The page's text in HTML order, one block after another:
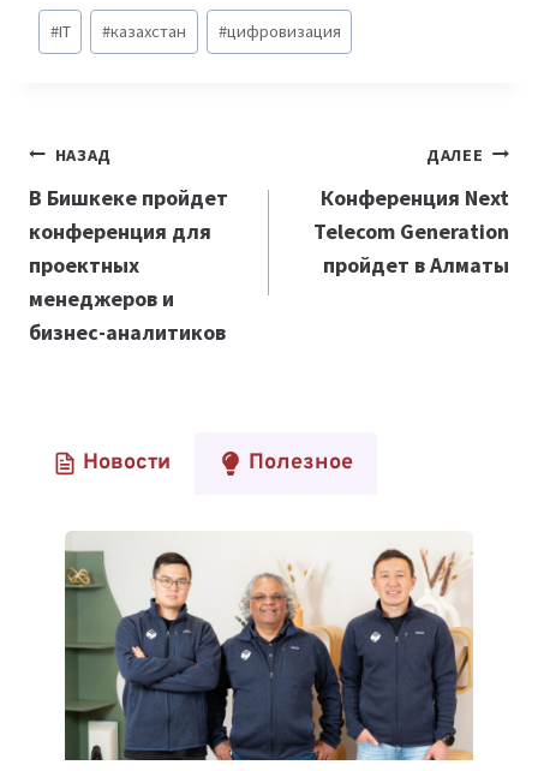
Метки
записи:
#IT #казахстан #цифровизация
Навигация
по
записям
НАЗАД
В Бишкеке пройдет
конференция для
проектных
менеджеров и
бизнес-аналитиков
ДАЛЕЕ
Конференция Next
Telecom Generation
пройдет в Алматы
Новости Полезное